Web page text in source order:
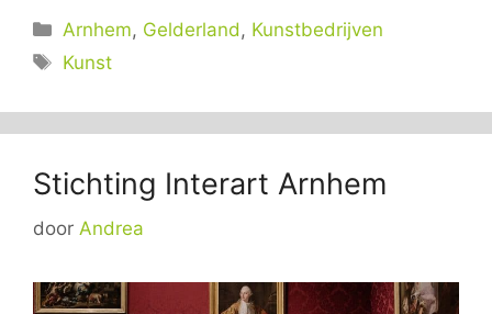
Categorieën
Arnhem, Gelderland, Kunstbedrijven
Tags
Kunst
Stichting Interart Arnhem
door Andrea